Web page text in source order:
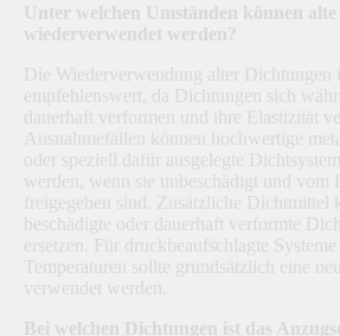
Unter welchen Umständen können
wiederverwendet werden?
Die Wiederverwendung alter Dichtungen
empfehlenswert, da Dichtungen sich
dauerhaft verformen und ihre Elastizität
Ausnahmefällen können hochwertige
oder speziell dafür ausgelegte
werden, wenn sie unbeschädigt und vom
freigegeben sind. Zusätzliche Dichtmittel
beschädigte oder dauerhaft verformte
ersetzen. Für druckbeaufschlagte
Temperaturen sollte grundsätzlich eine
verwendet werden.
Bei welchen Dichtungen ist das